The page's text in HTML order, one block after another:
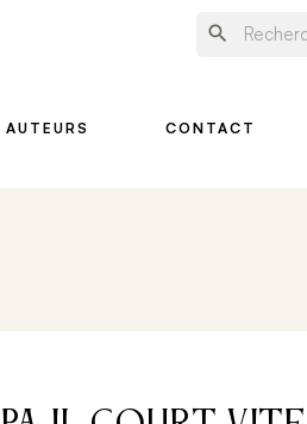
search
AUTEURS CONTACT